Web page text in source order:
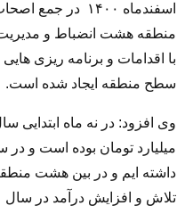
اسفندماه ۱۴۰۰
منطقه هشت انضباط و
با اقدامات و برنامه ریزی
سطح منطقه ایجاد شده است.
داشته ایم و در بین هشت منطقه